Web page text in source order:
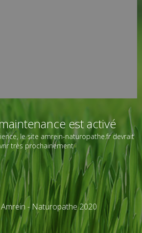
est activé
le site amrein-naturopathe.fr devrait
très prochainement
- Naturopathe 2020